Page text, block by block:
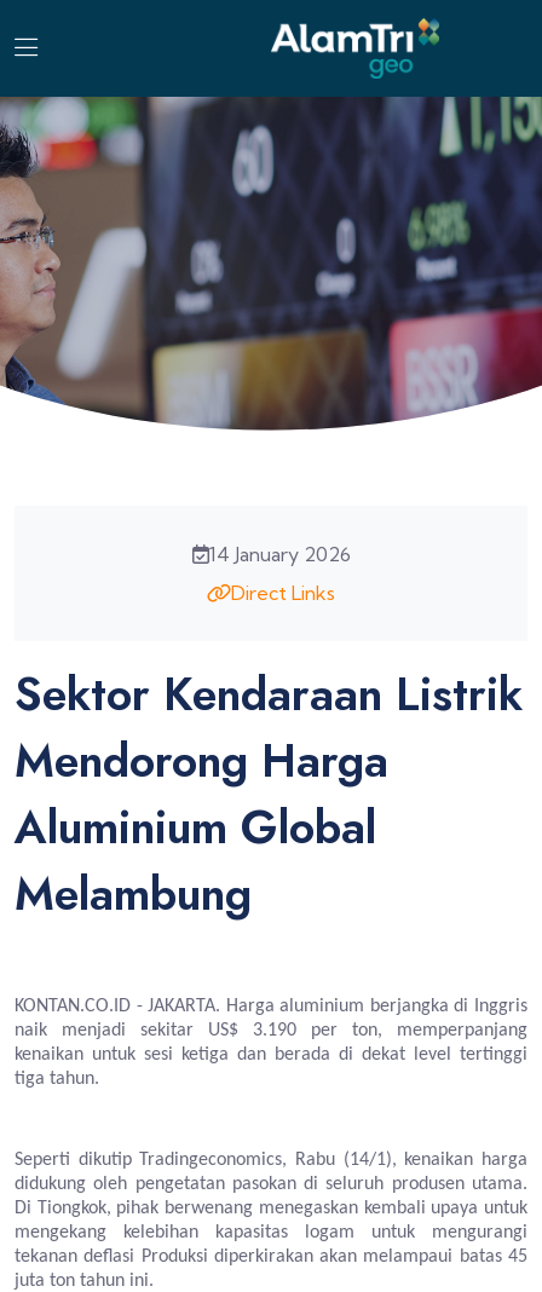
14 January 2026
Direct Links
Sektor Kendaraan Listrik
Mendorong Harga
Aluminium Global
Melambung
KONTAN.CO.ID - JAKARTA. Harga aluminium berjangka di Inggris
naik menjadi sekitar US$ 3.190 per ton, memperpanjang
kenaikan untuk sesi ketiga dan berada di dekat level tertinggi
tiga tahun.
Seperti dikutip Tradingeconomics, Rabu (14/1), kenaikan harga
didukung oleh pengetatan pasokan di seluruh produsen utama.
Di Tiongkok, pihak berwenang menegaskan kembali upaya untuk
mengekang kelebihan kapasitas logam untuk mengurangi
tekanan deflasi Produksi diperkirakan akan melampaui batas 45
juta ton tahun ini.